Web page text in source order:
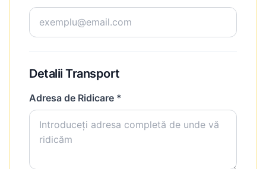
Detalii Transport
Adresa de Ridicare *